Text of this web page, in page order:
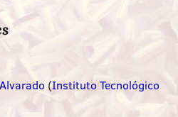
(Instituto Tecnológico